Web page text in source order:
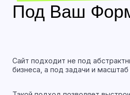
Выстраиваем логику и подачу, чтобы
Этап #1